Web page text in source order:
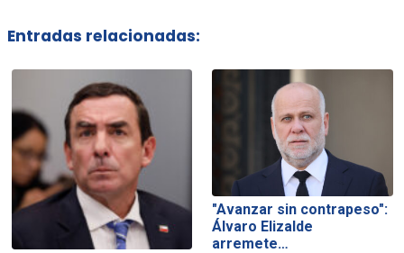
Entradas relacionadas:
"Avanzar sin contrapeso":
Álvaro Elizalde
arremete…